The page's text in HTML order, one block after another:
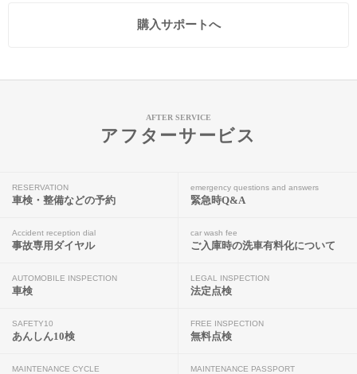
購入サポートへ
AFTER SERVICE
アフターサービス
RESERVATION
車検・整備などの予約
emergency questions and answers
緊急時Q&A
Accident reception dial
事故専用ダイヤル
car wash fee
ご入庫時の洗車有料化について
AUTOMOBILE INSPECTION
車検
LEGAL INSPECTION
法定点検
SAFETY10
あんしん10検
FREE INSPECTION
無料点検
MAINTENANCE CYCLE MAINTENANCE PASSPORT